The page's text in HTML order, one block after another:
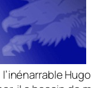
l’inénarrable